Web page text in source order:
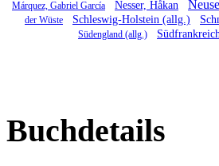
Márquez, Gabriel García
Nesser, Håkan
der Wüste Schleswig-Holstein (allg.)
Südengland (allg.)
Buchdetails